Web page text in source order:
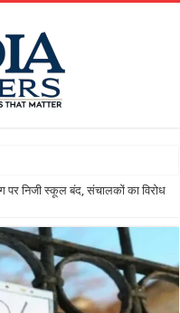
: महाशिव
पर निजी स्कूल बंद, संचालकों का विरोध